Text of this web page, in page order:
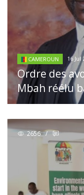
CAMEROUN 16 Jul
Ordre des
Mbah réélu
2656 /